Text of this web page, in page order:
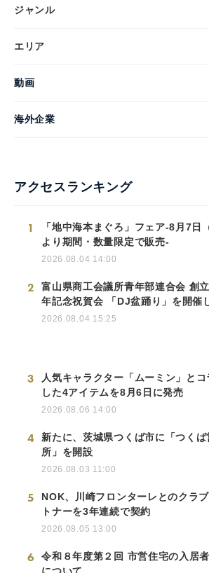
ジャンル
エリア
動画
海外企業
アクセスランキング
1
「地中海本まぐろ」フェア-8月7日
より期間・数量限定で販売-
2026.08.04 14:00
2
富山県商工会議所青年部連合会 創
年記念祝賀会 「DJ盆踊り」を開催
2026.08.04 15:25
3
人気キャラクター「ムーミン」とコ
した4アイテムを8月6日に発売
2026.08.06 14:00
4
新たに、茨城県つくば市に「つくば
所」を開設
2026.08.03 11:00
5
NOK、川崎フロンターレとのクラ
トナーを3年連続で契約
2026.08.05 13:00
6
令和８年度第２回 市営住宅の入居